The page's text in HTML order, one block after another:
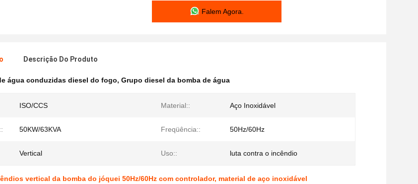
Falem Agora.
Descrição Do Produto
água conduzidas diesel do fogo, Grupo diesel da bomba de água
ISO/CCS Material:: Aço Inoxidável
50KW/63KVA Freqüência:: 50Hz/60Hz
Vertical Uso:: luta contra o incêndio
vertical da bomba do jóquei 50Hz/60Hz com controlador, material de aço inoxidável